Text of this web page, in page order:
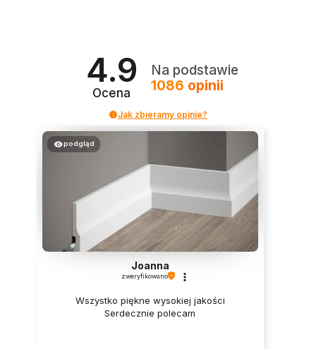
4.9
Ocena
Na podstawie
1086 opinii
Jak zbieramy opinie?
podgląd
Joanna
zweryfikowano
Wszystko piękne wysokiej jakości
Serdecznie polecam